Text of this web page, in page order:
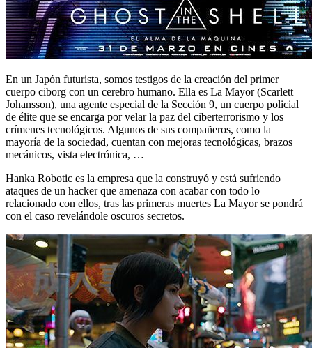
En un Japón futurista, somos testigos de la creación del primer
cuerpo ciborg con un cerebro humano. Ella es La Mayor (Scarlett
Johansson), una agente especial de la Sección 9, un cuerpo policial
de élite que se encarga por velar la paz del ciberterrorismo y los
crímenes tecnológicos. Algunos de sus compañeros, como la
mayoría de la sociedad, cuentan con mejoras tecnológicas, brazos
mecánicos, vista electrónica, …
Hanka Robotic es la empresa que la construyó y está sufriendo
ataques de un hacker que amenaza con acabar con todo lo
relacionado con ellos, tras las primeras muertes La Mayor se pondrá
con el caso revelándole oscuros secretos.